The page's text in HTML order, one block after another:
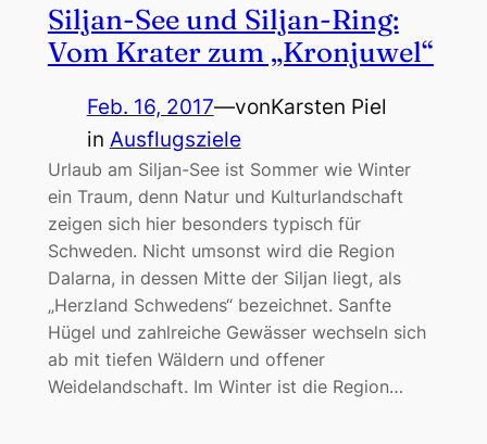
Siljan-See und Siljan-Ring:
Vom Krater zum „Kronjuwel“
Feb. 16, 2017—vonKarsten Piel
in Ausflugsziele
Urlaub am Siljan-See ist Sommer wie Winter
ein Traum, denn Natur und Kulturlandschaft
zeigen sich hier besonders typisch für
Schweden. Nicht umsonst wird die Region
Dalarna, in dessen Mitte der Siljan liegt, als
„Herzland Schwedens“ bezeichnet. Sanfte
Hügel und zahlreiche Gewässer wechseln sich
ab mit tiefen Wäldern und offener
Weidelandschaft. Im Winter ist die Region…